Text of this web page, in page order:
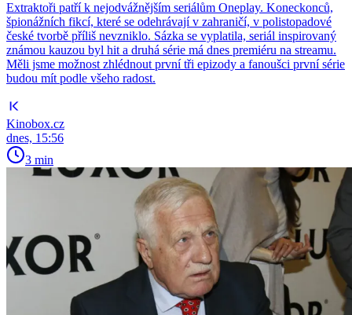
Extraktoři patří k nejodvážnějším seriálům Oneplay. Koneckonců,
špionážních fikcí, které se odehrávají v zahraničí, v polistopadové
české tvorbě příliš nevzniklo. Sázka se vyplatila, seriál inspirovaný
známou kauzou byl hit a druhá série má dnes premiéru na streamu.
Měli jsme možnost zhlédnout první tři epizody a fanoušci první série
budou mít podle všeho radost.
Kinobox.cz
dnes, 15:56
3 min